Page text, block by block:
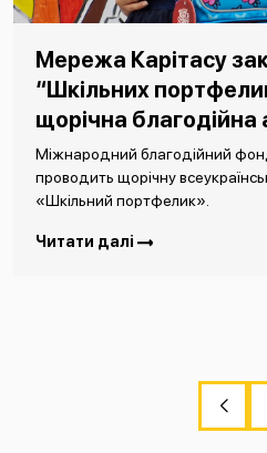
Мережа Карітасу
“Шкільних
щорічна благодійна
Міжнародний благодійний
проводить щорічну
«Шкільний портфелик».
Читати далі